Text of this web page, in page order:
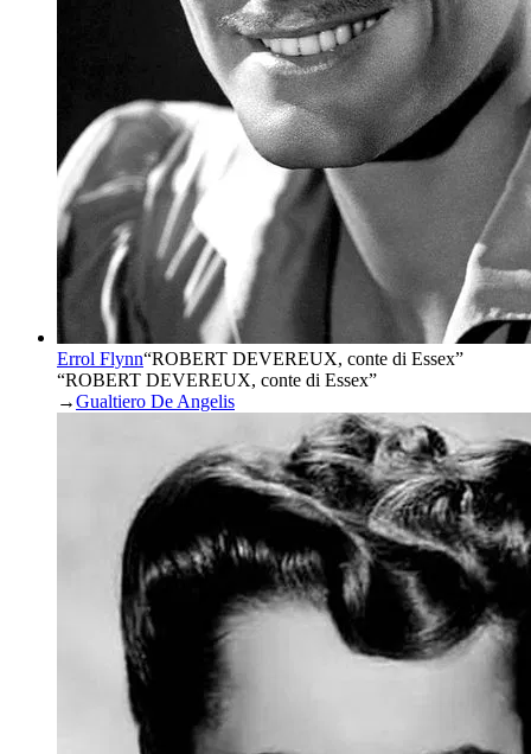
Errol Flynn“ROBERT DEVEREUX, conte di Essex”
“ROBERT DEVEREUX, conte di Essex”
→Gualtiero De Angelis